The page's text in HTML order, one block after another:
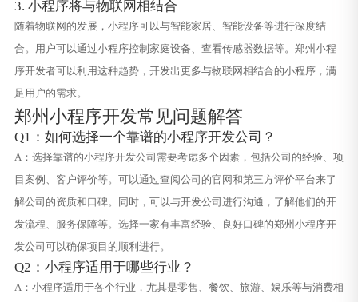
3. 小程序将与物联网相结合
随着物联网的发展，小程序可以与智能家居、智能设备等进行深度结
合。用户可以通过小程序控制家庭设备、查看传感器数据等。郑州小程
序开发者可以利用这种趋势，开发出更多与物联网相结合的小程序，满
足用户的需求。
郑州小程序开发常见问题解答
Q1：如何选择一个靠谱的小程序开发公司？
A：选择靠谱的小程序开发公司需要考虑多个因素，包括公司的经验、项
目案例、客户评价等。可以通过查阅公司的官网和第三方评价平台来了
解公司的资质和口碑。同时，可以与开发公司进行沟通，了解他们的开
发流程、服务保障等。选择一家有丰富经验、良好口碑的郑州小程序开
发公司可以确保项目的顺利进行。
Q2：小程序适用于哪些行业？
A：小程序适用于各个行业，尤其是零售、餐饮、旅游、娱乐等与消费相